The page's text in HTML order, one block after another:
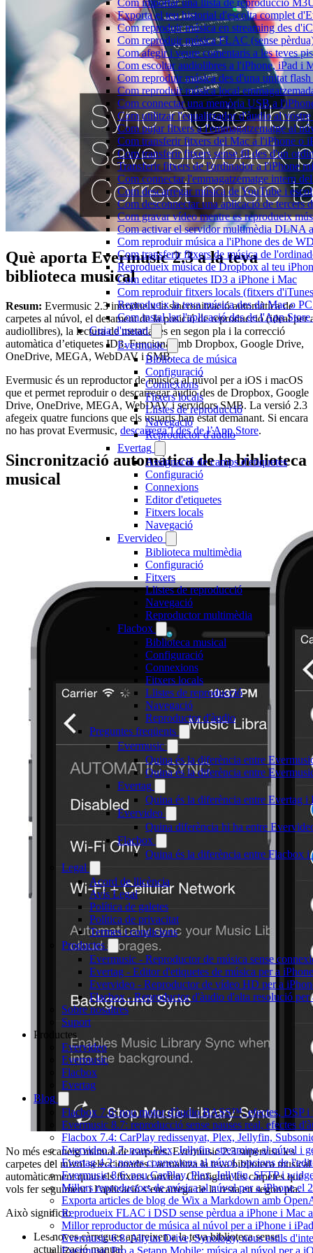
Com importar una llista de reproducció
Exporta el teu historial d'escolta complet
Com reproduir música en streaming des
Com reproduir música FLAC (sense
Com afegir i veure comentaris a les teves
Com escoltar audiolibres a l'iPhone, iPad i
Com reproduir música des d'una unitat
Com reproduir música local
Com connectar una memòria USB a
Com utilitzar l'equalitzador d'àudio al
Com pujar fitxers a l'emmagatzematge al
Com transferir fitxers del Mac a l'iPhone o
Com transferir fitxers sense fil des d'un
Transferir fitxers de l'ordinador a l'iPhone
Com connectar l'emmagatzematge intern
Com descarregar música de YouTube i
Com desconnectar una aplicació de tercers
Com gravar vídeo mentre es reprodueix
Com activar el servidor multimèdia DLNA
Com reproduir música a l'iPhone des de
Com transferir fitxers de música de
Reprodueix música de Dropbox al teu
Com editar etiquetes ID3 a iPhone i Mac
Com reproduir fitxers locals (fitxers
Reprodueix la teva música des de Mac o
Com instal·lar l'aplicació des de l'App
Guia d'usuari
Evermusic
Biblioteca de música
Configuració
Connexions
Fitxers locals
Llistes de reproducció
Navegació
Reproductor d'àudio
Evertag
Assignació de camps d'etiquetes
Configuració
Connexions
Editor d'etiquetes
Fitxers locals
Navegació
Evervideo
Biblioteca multimèdia
Configuració
Fitxers
Llistes de reproducció
Navegació
Reproductor multimèdia
Flacbox
Biblioteca musical
Configuració
Connexions
Fitxers locals
Llistes de reproducció
Navegació
Reproductor d'àudio
Preguntes freqüents
Evermusic
Quina és la diferència entre
Quina és la diferència entre
Evertag
Quina és la diferència entre Evertag i
Evervideo
Quina diferència hi ha entre
Flacbox
Quina és la diferència entre Flacbox
Legal
Acord de llicència
Avís Legal
Política de galetes
Política de privacitat
Termes i condicions
Productes
Evermusic - Reproductor de música sense
Evertag - Editor d'etiquetes de música per a
Evervideo - Reproductor de vídeo HD per a
Flacbox - Reproductor d'àudio d'alta resolució
Sobre nosaltres
Suport
Productes
Evervideo
Evermusic
Flacbox
Evertag
Blog
Flacbox 7.6: nou motor d'àudio BASS™, efectes, DSP i
Evermusic 8.7: reproducció sense pauses real, efectes
Flacbox 7.4: CarPlay redissenyat, Plex, Jellyfin,
Evervideo 1.7: nous Plex, Jellyfin, streaming al núvol i
Evertag 4.2: noves connexions al núvol, opcions de
Evermusic 8.6: nou CarPlay, Plex, Jellyfin, SFTP i
Millors reproductors de música al núvol per a iPhone el
Exporta articles de blog de Wix a Markdown amb
Reprodueix FLAC i DSD sense pèrdua a iPhone i Mac
Millor reproductor de música al núvol per a iPhone i iPad
Evermusic 6.8: Aliyun Drive, Synology, nous estils
Evermusic Pro a Setapp Mobile: música al núvol per a
Què aporta Evermusic 2.3 a la teva
biblioteca musical
Resum: Evermusic 2.3 introdueix la sincronització automàtica de
carpetes al núvol, el desament de la posició de reproducció (ideal per
audiollibres), la lectura de metadades en segon pla i la correcció
automàtica d’etiquetes ID3. Funciona amb Dropbox, Google Drive,
OneDrive, MEGA, WebDAV i SMB.
Evermusic és un reproductor de música al núvol per a iOS i macOS
que et permet reproduir o descarregar àudio des de Dropbox, Google
Drive, OneDrive, MEGA, WebDAV i servidors SMB. La versió 2.3
afegeix quatre funcions que els usuaris han estat demanant. Si encara
no has provat Evermusic, descarrega’l des de l’App Store.
Sincronització automàtica de la biblioteca
musical
No més escaneig manual de carpetes. Evermusic 2.3 supervisa les
carpetes del núvol seleccionades i actualitza la teva biblioteca musical
automàticament quan els fitxers canvien. Configura les carpetes que
vols fer seguiment i l’aplicació s’encarrega de la resta en segon pla.
Això significa:
Les noves càrregues apareixen a la teva biblioteca sense
actualització manual